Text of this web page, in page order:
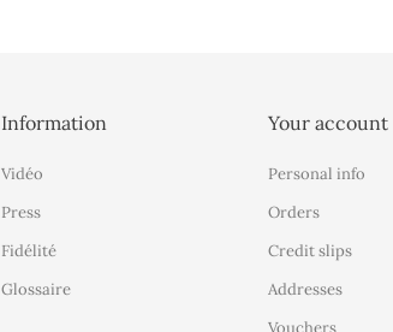
Information
Vidéo
Press
Fidélité
Glossaire
Your account
Personal info
Orders
Credit slips
Addresses
Vouchers